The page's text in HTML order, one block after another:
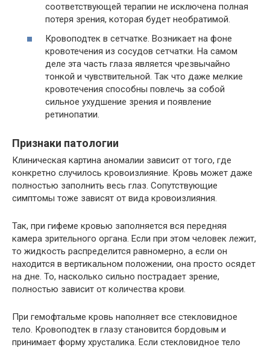
соответствующей терапии не исключена полная
потеря зрения, которая будет необратимой.
Кровоподтек в сетчатке. Возникает на фоне
кровотечения из сосудов сетчатки. На самом
деле эта часть глаза является чрезвычайно
тонкой и чувствительной. Так что даже мелкие
кровотечения способны повлечь за собой
сильное ухудшение зрения и появление
ретинопатии.
Признаки патологии
Клиническая картина аномалии зависит от того, где
конкретно случилось кровоизлияние. Кровь может даже
полностью заполнить весь глаз. Сопутствующие
симптомы тоже зависят от вида кровоизлияния.
Так, при гифеме кровью заполняется вся передняя
камера зрительного органа. Если при этом человек лежит,
то жидкость распределится равномерно, а если он
находится в вертикальном положении, она просто осядет
на дне. То, насколько сильно пострадает зрение,
полностью зависит от количества крови.
При гемофтальме кровь наполняет все стекловидное
тело. Кровоподтек в глазу становится бордовым и
принимает форму хрусталика. Если стекловидное тело